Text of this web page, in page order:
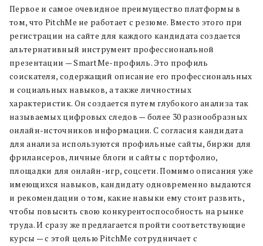
Первое и самое очевидное преимущество платформы в
том, что PitchMe не работает с резюме. Вместо этого при
регистрации на сайте для каждого кандидата создается
альтернативный инструмент профессиональной
презентации — SmartMe-профиль. Это профиль
соискателя, содержащий описание его профессиональных
и социальных навыков, а также личностных
характеристик. Он создается путем глубокого анализа так
называемых цифровых следов — более 30 разнообразных
онлайн-источников информации. С согласия кандидата
для анализа используются профильные сайты, биржи для
фрилансеров, личные блоги и сайты с портфолио,
площадки для онлайн-игр, соцсети. Помимо описания уже
имеющихся навыков, кандидату одновременно выдаются
и рекомендации о том, какие навыки ему стоит развить,
чтобы повысить свою конкурентоспособность на рынке
труда. И сразу же предлагается пройти соответствующие
курсы — с этой целью PitchMe сотрудничает с